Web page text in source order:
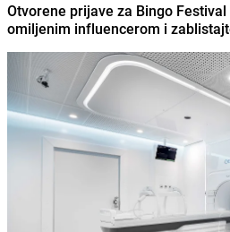
Otvorene prijave za Bingo
omiljenim influencerom i